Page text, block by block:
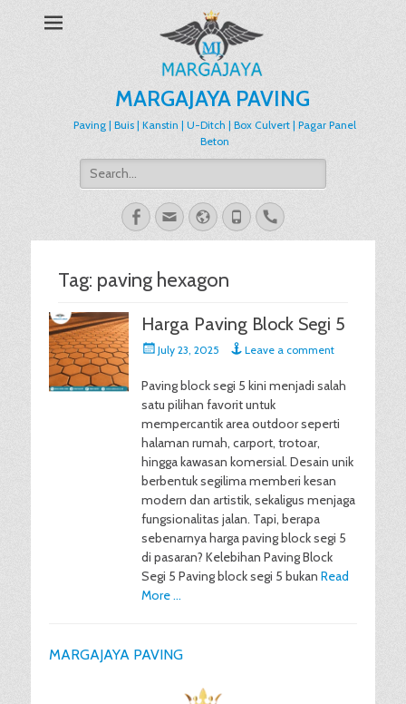
MARGAJAYA PAVING
Paving | Buis | Kanstin | U-Ditch | Box Culvert | Pagar Panel
Beton
Search
for:
Facebook
EmailWebsite
PhoneHandset
Tag: paving hexagon
Harga Paving Block Segi 5
PostedJuly 23, 2025 Leave a comment
Paving block segi 5 kini menjadi salah
satu pilihan favorit untuk
mempercantik area outdoor seperti
halaman rumah, carport, trotoar,
hingga kawasan komersial. Desain unik
berbentuk segilima memberi kesan
modern dan artistik, sekaligus menjaga
fungsionalitas jalan. Tapi, berapa
sebenarnya harga paving block segi 5
di pasaran? Kelebihan Paving Block
Segi 5 Paving block segi 5 bukan Read
More …
MARGAJAYA PAVING